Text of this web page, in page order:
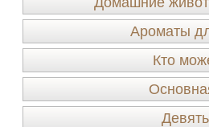
Ароматы
Кто